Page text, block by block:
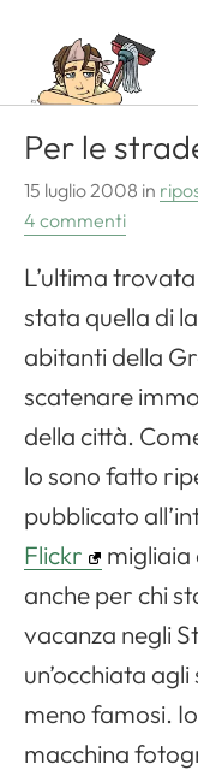
Per le
15 luglio 2008 in
4 commenti
L’ultima
stata quella di
abitanti della
scatenare
della città.
lo sono fatto
pubblicato
Flickr
migliaia
anche per chi
vacanza negli
un’occhiata
meno famosi.
macchina